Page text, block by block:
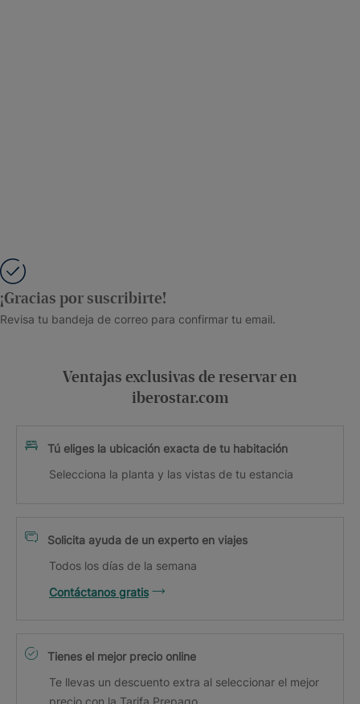
¡Gracias por suscribirte!
Revisa tu bandeja de correo para confirmar tu email.
Ventajas exclusivas de reservar en
iberostar.com
Tú eliges la ubicación exacta de tu habitación
Selecciona la planta y las vistas de tu estancia
Solicita ayuda de un experto en viajes
Todos los días de la semana
Contáctanos gratis
Tienes el mejor precio online
Te llevas un descuento extra al seleccionar el mejor
precio con la Tarifa Prepago